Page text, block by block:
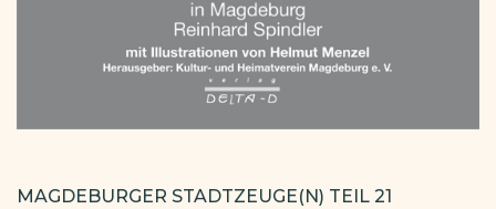
MAGDEBURGER STADTZEUGE(N) TEIL 21